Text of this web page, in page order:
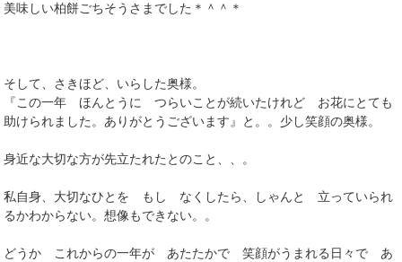
美味しい柏餅ごちそうさまでした＊＾＾＊
そして、さきほど、いらした奥様。
『この一年 ほんとうに つらいことが続いたけれど お花にとても
助けられました。ありがとうございます』と。。少し笑顔の奥様。
身近な大切な方が先立たれたとのこと、、。
私自身、大切なひとを もし なくしたら、しゃんと 立っていられ
るかわからない。想像もできない。。
どうか これからの一年が あたたかで 笑顔がうまれる日々で あ